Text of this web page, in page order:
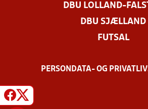
DBU LOLLAND-
DBU SJÆLLAND
FUTSAL
PERSONDATA- OG